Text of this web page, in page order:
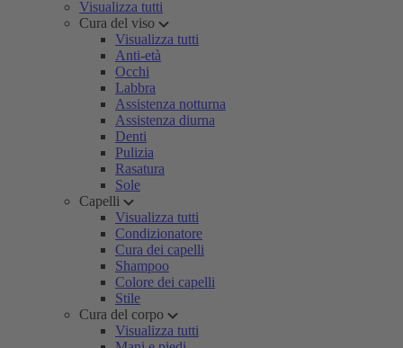
Visualizza tutti
Cura del viso
Visualizza tutti
Anti-età
Occhi
Labbra
Assistenza notturna
Assistenza diurna
Denti
Pulizia
Rasatura
Sole
Capelli
Visualizza tutti
Condizionatore
Cura dei capelli
Shampoo
Colore dei capelli
Stile
Cura del corpo
Visualizza tutti